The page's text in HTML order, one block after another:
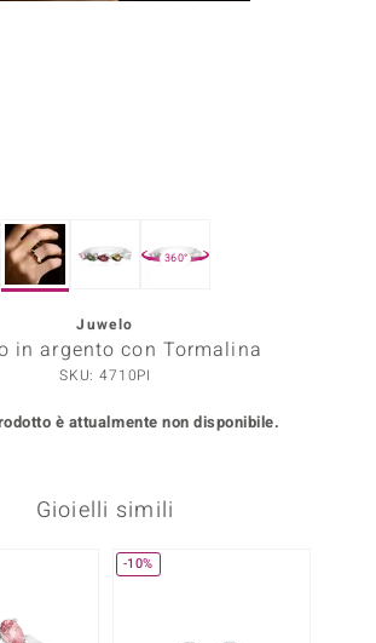
360°
Juwelo
in argento con Tormalina
SKU: 4710PI
è attualmente non disponibile.
Gioielli simili
-10%